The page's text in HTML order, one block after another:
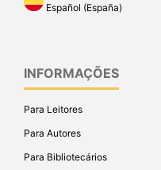
Español (España)
INFORMAÇÕES
Para Leitores
Para Autores
Para Bibliotecários